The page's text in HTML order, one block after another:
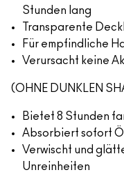
Stunden lang
Transparente
Für empfindliche
Verursacht keine
(OHNE DUNKLEN
Bietet 8 Stunden
Absorbiert sofort
Verwischt und
Unreinheiten